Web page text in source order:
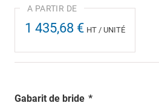
1 435,68 € HT / UNITÉ
Gabarit de bride